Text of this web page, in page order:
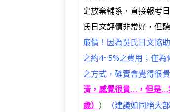
定放棄輔系，直接報考
氏日文評價非常好，但
廉價！因為吳氏日文協
之約4~5%之費用；僅
之方式，確實會覺得很
清，感覺很貴…，但是…
歲） ） （建議如同絕大